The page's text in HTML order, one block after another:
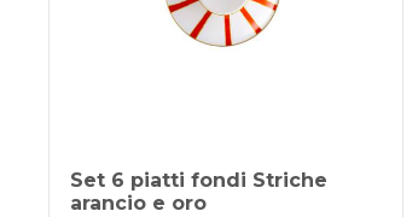
Set 6 piatti fondi Striche
arancio e oro